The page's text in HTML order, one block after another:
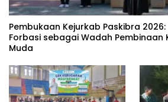
‎Pembukaan Kejurkab Paskibra 2026:
Forbasi sebagai Wadah Pembinaan
Muda